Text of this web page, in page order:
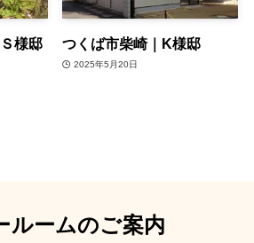
様邸 つくば市柴崎｜K様邸
2025年5月20日
ルームのご案内